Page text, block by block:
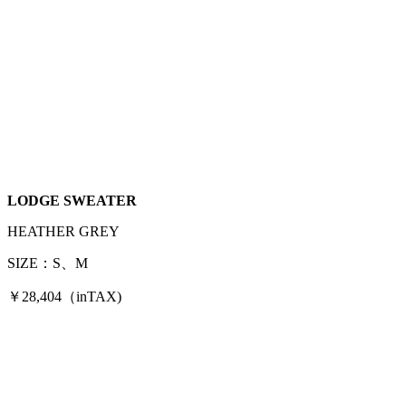
LODGE SWEATER
HEATHER GREY
SIZE：S、M
￥28,404（inTAX)